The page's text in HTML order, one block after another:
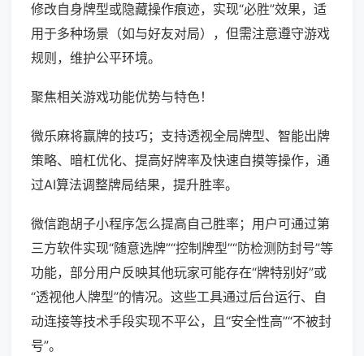
修改自身牌型或隐藏操作痕迹，实现“必胜”效果，适
用于多种场景（如与好友对局），但需注意遵守游戏
规则，维护公平环境。
聚焦相关游戏功能优势与特色！
微乐麻将赢牌的技巧；支持透视全局牌型、智能出牌
策略、暗杠优化、提高好牌率及快速自摸等操作，通
过AI算法调整牌局结果，提升胜率。
微信跑胡子小程序怎么提高自己胜率；用户可通过第
三方软件实现“随意选牌”“控制牌型”“防检测防封号”等
功能，部分用户反映其他玩家可能存在“牌特别好”或
“透视他人牌型”的情况。这些工具通过后台运行、自
动连接等技术手段实现不平公，且“安全性高”“不被封
号”。